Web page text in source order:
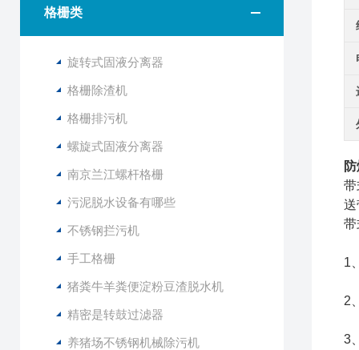
格栅类
旋转式固液分离器
格栅除渣机
格栅排污机
螺旋式固液分离器
南京兰江螺杆格栅
污泥脱水设备有哪些
不锈钢拦污机
手工格栅
猪粪牛羊粪便淀粉豆渣脱水机
精密是转鼓过滤器
养猪场不锈钢机械除污机
带
送
带
1
2
3